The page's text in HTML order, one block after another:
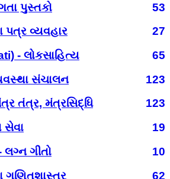
પુસ્તકો
53
પત્ર વ્યવહાર
27
- લોકસાહિત્ય
65
સંચાલન
123
તંત્ર, મંત્રસિદ્ધિ
123
સેવા
19
ગીતો
10
ગણિતશાસ્ત્ર
62